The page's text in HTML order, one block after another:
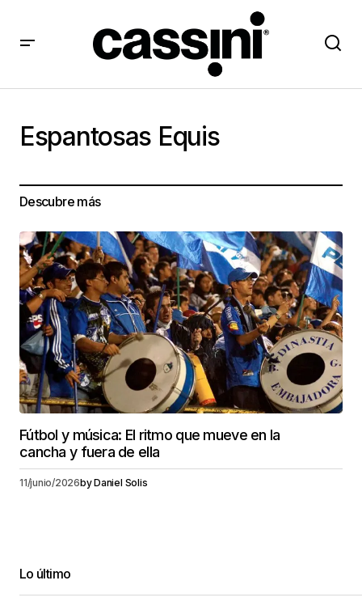
Espantosas Equis
Descubre más
Fútbol y música: El ritmo que mueve en la
cancha y fuera de ella
11/junio/2026byDaniel Solis
Lo último